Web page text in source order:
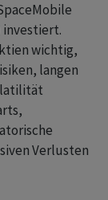
investiert.
wichtig,
langen
Verlusten